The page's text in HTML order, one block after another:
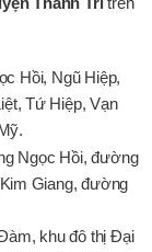
Hồi, Ngũ Hiệp,
Tứ Hiệp, Vạn
Ngọc Hồi, đường
Giang, đường
khu đô thị Đại